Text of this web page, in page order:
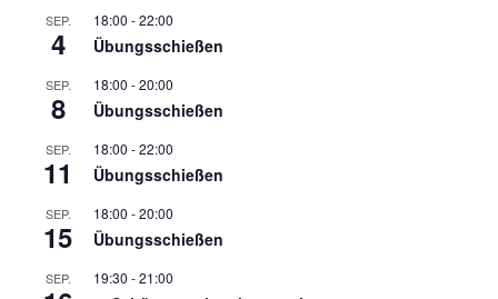
SEP.
4
18:00 -22:00
Übungsschießen
SEP.
8
18:00 -20:00
Übungsschießen
SEP.
11
18:00 -22:00
Übungsschießen
SEP.
15
18:00 -20:00
Übungsschießen
SEP. 19:30 -21:00